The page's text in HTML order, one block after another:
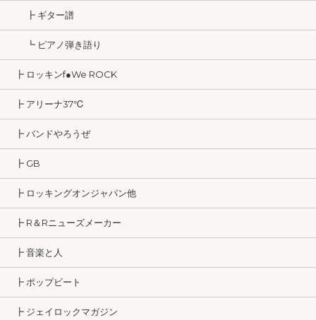
┣ ギター譜
┗ ピアノ弾き語り
┣ ロッキンf●We ROCK
┣ アリーナ37℃
┣ バンドやろうぜ
┣ GB
┣ ロッキングオンジャパン他
┣ R＆Rニューズメーカー
┣ 音楽と人
┣ ポップビート
┣ ジェイロックマガジン